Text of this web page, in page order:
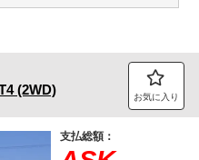
(2WD) お気に入り
支払総額：